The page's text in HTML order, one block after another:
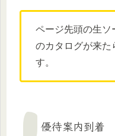
ページ先頭の生ソ
のカタログが来た
す。
優待案内到着